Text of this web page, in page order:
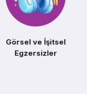
Görsel ve İşitsel
Egzersizler